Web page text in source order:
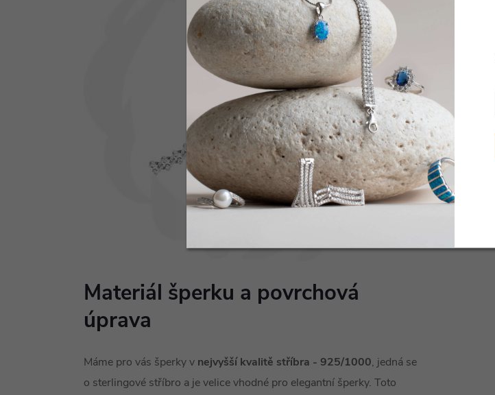
Materiál šperku a povrchová
úprava
Máme pro vás šperky v nejvyšší kvalitě stříbra - 925/1000, jedná se
o sterlingové stříbro a je velice vhodné pro elegantní šperky. Toto